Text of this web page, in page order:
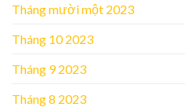
Tháng mười một 2023
Tháng 10 2023
Tháng 9 2023
Tháng 8 2023